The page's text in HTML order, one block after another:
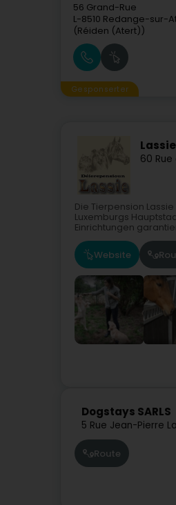
56 Grand-Rue
L-8510 Redange-sur-
(Réiden (Atert))
Gesponserter
60
Die Tierpension
Luxemburgs
Einrichtungen
Website
Dogstays SARLS
5 Rue Jean-Pierre
Route